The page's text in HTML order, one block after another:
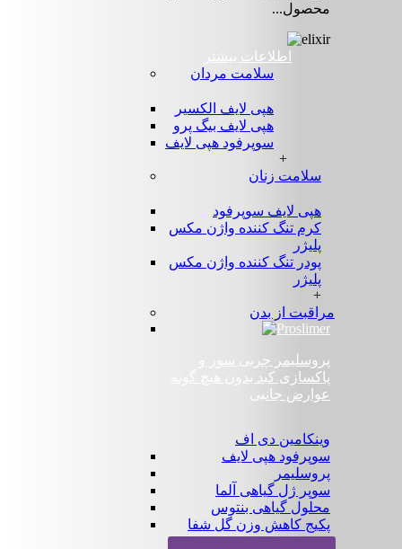
محصول...
اطلاعات بیشتر
سلامت مردان
هپی لایف الکسیر
هپی لایف بیگ پرو
سوپرفود هپی لایف
+
سلامت زنان
هپی لایف سوپرفود
کرم تنگ کننده واژن مکس
پلیژر
پودر تنگ کننده واژن مکس
پلیژر
+
مراقبت از بدن
پروسلیمر چربی سوز و
پاکسازی کبد بدون هیچ گونه
عوارض جانبی
وینکامین دی اف
سوپرفود هپی لایف
پروسلیمر
سوپر ژل گیاهی آلما
محلول گیاهی بنتوس
پکیج کاهش وزن گل شفا
+